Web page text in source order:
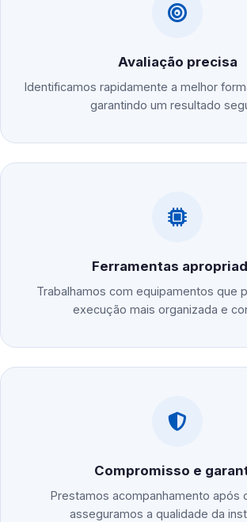
Avaliação precisa
Identificamos rapidamente a melhor
garantindo um resultado
Ferramentas
Trabalhamos com equipamentos que
execução mais organizada e
Compromisso e
Prestamos acompanhamento após
asseguramos a qualidade da